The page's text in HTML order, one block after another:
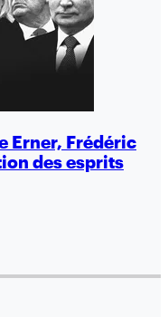
Erner, Frédéric
des esprits